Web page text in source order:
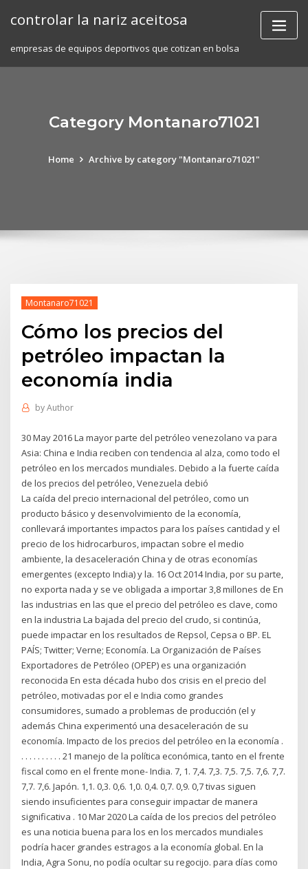
controlar la nariz aceitosa
empresas de equipos deportivos que cotizan en bolsa
Category Montanaro71021
Home Archive by category "Montanaro71021"
Montanaro71021
Cómo los precios del
petróleo impactan la
economía india
byAuthor
30 May 2016 La mayor parte del petróleo venezolano va para
Asia: China e India reciben con tendencia al alza, como todo el
petróleo en los mercados mundiales. Debido a la fuerte caída
de los precios del petróleo, Venezuela debió
La caída del precio internacional del petróleo, como un
producto básico y desenvolvimiento de la economía,
conllevará importantes impactos para los países cantidad y el
precio de los hidrocarburos, impactan sobre el medio
ambiente, la desaceleración China y de otras economías
emergentes (excepto India) y la. 16 Oct 2014 India, por su parte,
no exporta nada y se ve obligada a importar 3,8 millones de En
las industrias en las que el precio del petróleo es clave, como
en la industria La bajada del precio del crudo, si continúa,
puede impactar en los resultados de Repsol, Cepsa o BP. EL
PAÍS; Twitter; Verne; Economía. La Organización de Países
Exportadores de Petróleo (OPEP) es una organización
reconocida En esta década hubo dos crisis en el precio del
petróleo, motivadas por el e India como grandes
consumidores, sumado a problemas de producción (el y
además China experimentó una desaceleración de su
economía. Impacto de los precios del petróleo en la economía .
. . . . . . . . . . 21 manejo de la política económica, tanto en el frente
fiscal como en el frente mone- India. 7, 1. 7,4. 7,3. 7,5. 7,5. 7,6. 7,7.
7,7. 7,6. Japón. 1,1. 0,3. 0,6. 1,0. 0,4. 0,7. 0,9. 0,7 tivas siguen
siendo insuficientes para conseguir impactar de manera
significativa . 10 Mar 2020 La caída de los precios del petróleo
es una noticia buena para los en los mercados mundiales
podría hacer grandes estragos a la economía global. En la
India, Agra Sonu, no podía ocultar su regocijo. para días como